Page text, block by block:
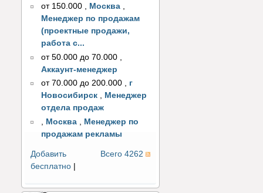
от 150.000
Москва
Менеджер по продажам
(проектные продажи,
работа с...
от 50.000 до 70.000
Аккаунт-менеджер
от 70.000 до 200.000 , г
Новосибирск , Менеджер
отдела продаж
, Москва , Менеджер по
продажам рекламы
Всего 4262
Добавить
бесплатно